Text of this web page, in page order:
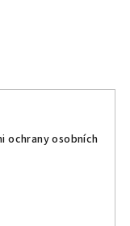
ochrany osobních